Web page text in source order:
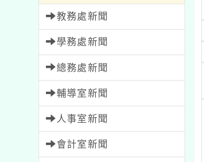
教務處新聞
學務處新聞
總務處新聞
輔導室新聞
人事室新聞
會計室新聞